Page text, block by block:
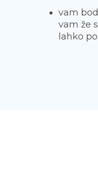
vam
vam že
lahko